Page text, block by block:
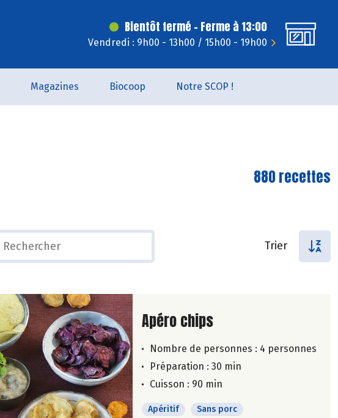
Bientôt fermé - Ferme à 13:00
Vendredi : 9h00 - 13h00 / 15h00 - 19h00
Magazines Biocoop Notre SCOP !
880 recettes
Trier
Lire la suite de la recette
Apéro chips
Nombre de personnes : 4 personnes
Préparation : 30 min
Cuisson : 90 min
Apéritif Sans porc